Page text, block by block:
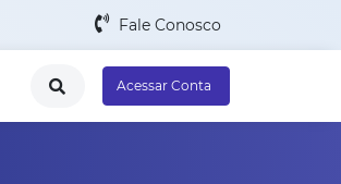
Fale Conosco
Acessar Conta